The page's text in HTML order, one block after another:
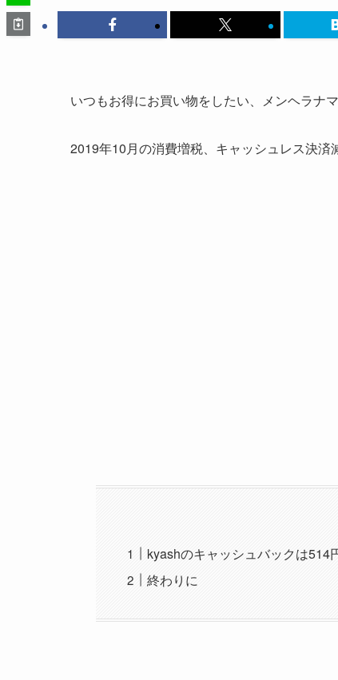
いつもお得にお買い物をしたい、メンヘラナ
2019年10月の消費増税、キャッシュレス決済
kyashのキャッシュバックは514
終わりに